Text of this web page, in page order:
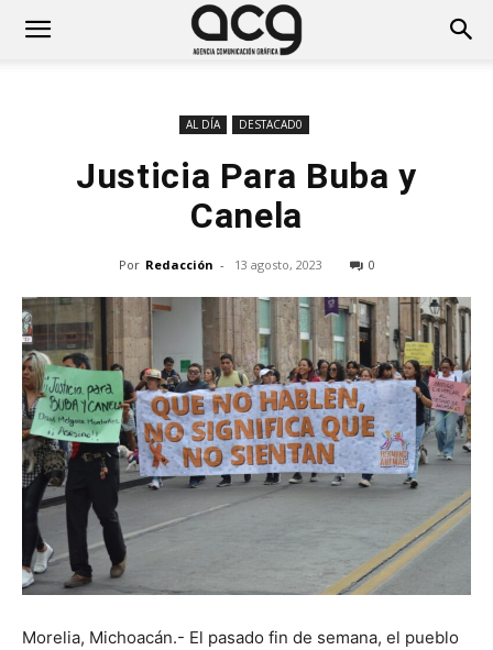
AL DÍA DESTACAD0
Justicia Para Buba y
Canela
Por Redacción - 13 agosto, 2023 0
Morelia, Michoacán.- El pasado fin de semana, el pueblo